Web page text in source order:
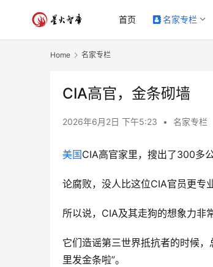
首页 名家专栏
Home 名家专栏
CIA高官，金条砌墙
2026年6月2日 下午5:23 • 名家专栏
美国CIA高官家里，搜出了300多
论腐败，没人比这位CIA官员更专
所以说，CIA及其走狗的想象力非
它们造谣第三世界抵抗者的时候
里发金条啦”。